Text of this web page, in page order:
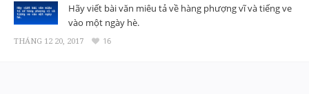
Hãy viết bài văn miêu tả về hàng phượng vĩ và tiếng ve
vào một ngày hè.
THÁNG 12 20, 2017 16